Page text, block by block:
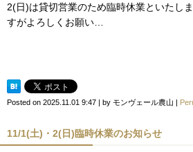
2(日)は貸切営業のため臨時休業といたし
すがよろしくお願い…
Posted on 2025.11.01 9:47 | by モンヴェール農山 |
11/1(土)・2(日)臨時休業のお知らせ